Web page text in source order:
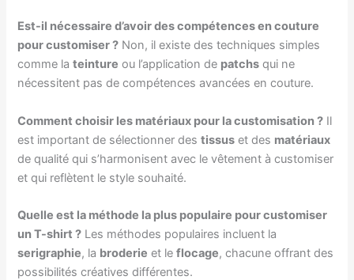
Est-il nécessaire d’avoir des compétences en couture
pour customiser ? Non, il existe des techniques simples
comme lateinture ou l’application de patchs qui ne
nécessitent pas de compétences avancées en couture.
Comment choisir les matériaux pour la customisation ? Il
est important de sélectionner destissus et des matériaux
de qualité qui s’harmonisent avec le vêtement à customiser
et qui reflètent le style souhaité.
Quelle est la méthode la plus populaire pour customiser
un T-shirt ? Les méthodes populaires incluent la
serigraphie, la broderie et leflocage, chacune offrant des
possibilités créatives différentes.